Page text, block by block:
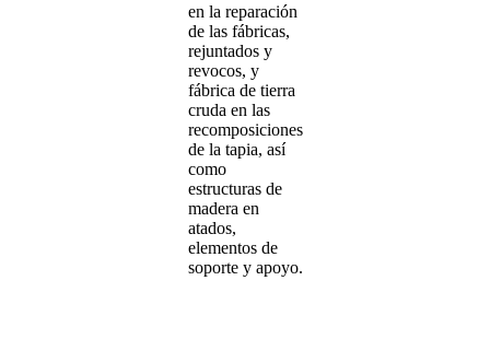
en la reparación
de las fábricas,
rejuntados y
revocos, y
fábrica de tierra
cruda en las
recomposiciones
de la tapia, así
como
estructuras de
madera en
atados,
elementos de
soporte y apoyo.